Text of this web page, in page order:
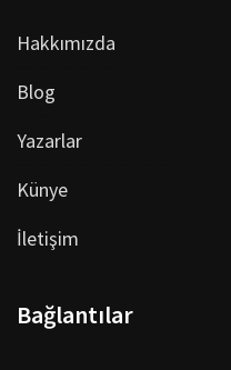
Hakkımızda
Blog
Yazarlar
Künye
İletişim
Bağlantılar